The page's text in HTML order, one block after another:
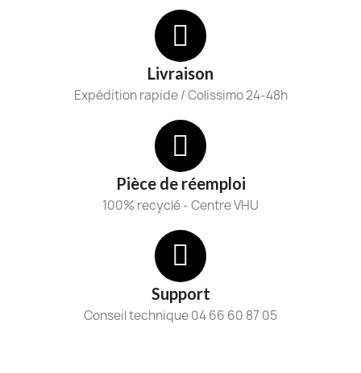
Livraison
Expédition rapide / Colissimo 24-48h
Pièce de réemploi
100% recyclé - Centre VHU
Support
Conseil technique 04 66 60 87 05